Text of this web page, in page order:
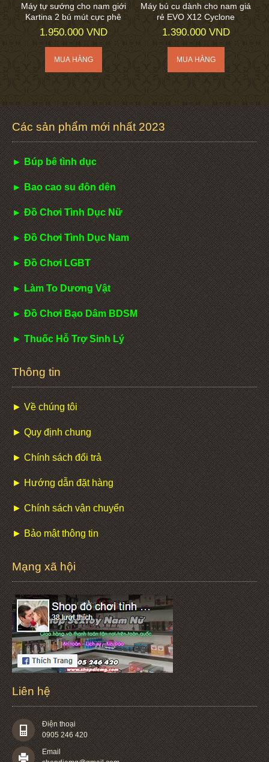
Máy tự sướng cho nam giới
Kartina 2 bú mút cực phê
1.950.000 VND
Máy bú cu dành cho nam giá
rẻ EVO X12 Cyclone
1.390.000 VND
Các sản phẩm mới nhất 2023
► Búp bê tình dục
► Bao cao su đôn dên
► Đồ Chơi Tình Dục Nữ
► Đồ Chơi Tình Dục Nam
► Đồ Chơi LGBT
► Làm To Dương Vật
► Đồ Chơi Bạo Dâm BDSM
► Thuốc Hỗ Trợ Sinh Lý
Thông tin
► Về chúng tôi
► Quy định chung
► Chính sách đổi trả
► Hướng dẫn đặt hàng
► Chính sách vận chuyển
► Bảo mật thông tin
Mạng xã hội
Liên hệ
Điện thoại
0905 246 420
Email